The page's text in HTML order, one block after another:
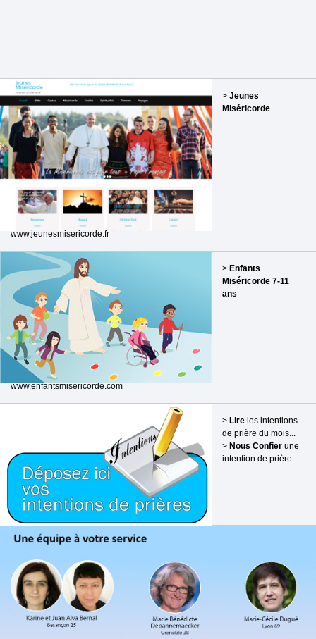
> Jeunes
Miséricorde
www.jeunesmisericorde.fr
> Enfants
Miséricorde 7-11
ans
www.enfantsmisericorde.com
> Lire les intentions
de prière du mois...
> Nous Confier une
intention de prière